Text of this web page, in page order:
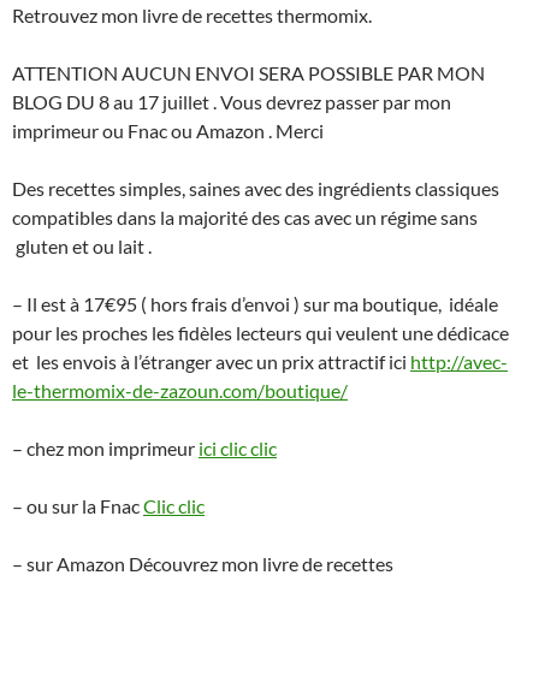
Retrouvez mon livre de recettes thermomix.
ATTENTION AUCUN ENVOI SERA POSSIBLE PAR MON
BLOG DU 8 au 17 juillet . Vous devrez passer par mon
imprimeur ou Fnac ou Amazon . Merci
Des recettes simples, saines avec des ingrédients classiques
compatibles dans la majorité des cas avec un régime sans
gluten et ou lait .
– Il est à 17€95 ( hors frais d’envoi ) sur ma boutique, idéale
pour les proches les fidèles lecteurs qui veulent une dédicace
et les envois à l’étranger avec un prix attractif ici http://avec-
le-thermomix-de-zazoun.com/boutique/
– chez mon imprimeur ici clic clic
– ou sur la FnacClic clic
– sur Amazon Découvrez mon livre de recettes